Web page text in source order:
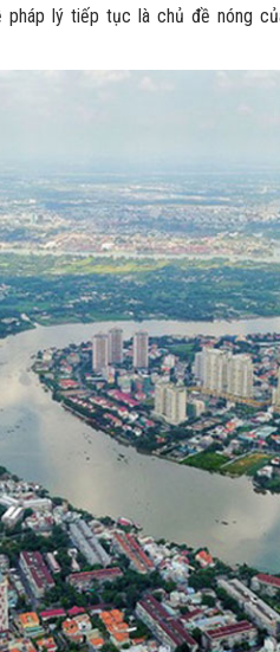
lý tiếp tục là chủ đề nóng